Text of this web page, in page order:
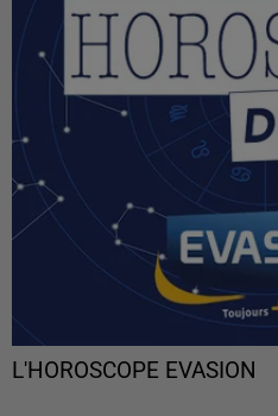
L'HOROSCOPE EVASION